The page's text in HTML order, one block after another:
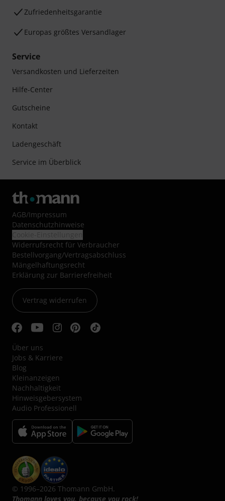
Zufriedenheitsgarantie
Europas größtes Versandlager
Service
Versandkosten und Lieferzeiten
Hilfe-Center
Gutscheine
Kontakt
Ladengeschäft
Service im Überblick
AGB/Impressum
Datenschutzhinweise
Widerrufsrecht für Verbraucher
Bestellvorgang/Vertragsabschluss
Mängelhaftungsrecht
Erklärung zur Barrierefreiheit
Vertrag widerrufen
Über uns
Jobs & Karriere
Blog
Kleinanzeigen
Nachhaltigkeit
Hinweisgebersystem
Audio Professionell
© 1996–2026 Thomann GmbH.
Thomann loves you, because you rock!